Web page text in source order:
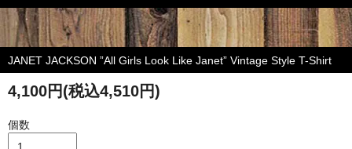
JANET JACKSON ”All Girls Look Like Janet” Vintage Style T-Shirt
4,100円(税込4,510円)
個数